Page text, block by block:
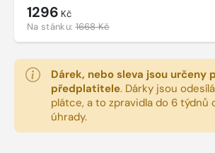
1296 Kč
Na stánku:1668 Kč
Dárek, nebo sleva jsou určeny
předplatitele. Dárky jsou
plátce, a to zpravidla do 6 týdnů
úhrady.